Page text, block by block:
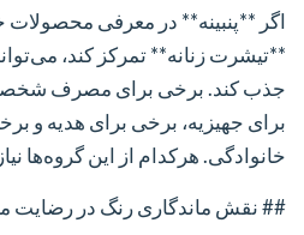
اگر **پنبینه** در معرفی
**تیشرت زنانه** تمرکز کند،
جذب کند. برخی برای مصرف
برای جهیزیه، برخی برای هدیه و
خانوادگی. هرکدام از این گروه‌ها
## نقش ماندگاری رنگ در رضایت